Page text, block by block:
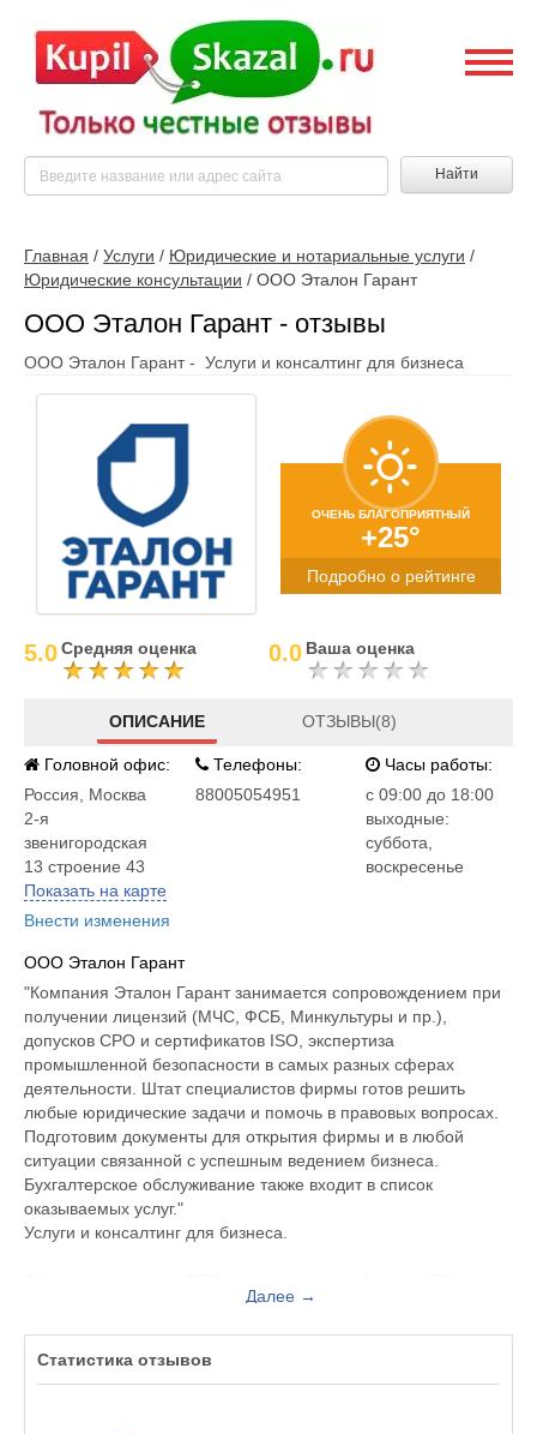
Найти
Главная / Услуги / Юридические и нотариальные услуги /
Юридические консультации / ООО Эталон Гарант
ООО Эталон Гарант - отзывы
ООО Эталон Гарант - Услуги и консалтинг для бизнеса
ОЧЕНЬ БЛАГОПРИЯТНЫЙ
+25°
Подробно о рейтинге
5.0Средняя оценка 0.0 Ваша оценка
ОПИСАНИЕ ОТЗЫВЫ(8)
Головной офис:
Россия
Москва
2-я
звенигородская
13 строение 43
Показать на карте
Внести изменения
Телефоны:
88005054951
Часы работы:
c 09:00 до 18:00
выходные:
суббота,
воскресенье
ООО Эталон Гарант
"Компания Эталон Гарант занимается сопровождением при
получении лицензий (МЧС, ФСБ, Минкультуры и пр.),
допусков СРО и сертификатов ISO, экспертиза
промышленной безопасности в самых разных сферах
деятельности. Штат специалистов фирмы готов решить
любые юридические задачи и помочь в правовых вопросах.
Подготовим документы для открытия фирмы и в любой
ситуации связанной с успешным ведением бизнеса.
Бухгалтерское обслуживание также входит в список
оказываемых услуг."
Услуги и консалтинг для бизнеса.
по регистрации и ликвидации предприятий.
оформлении допусков, лицензий и сертификатов.
Далее →
Статистика отзывов